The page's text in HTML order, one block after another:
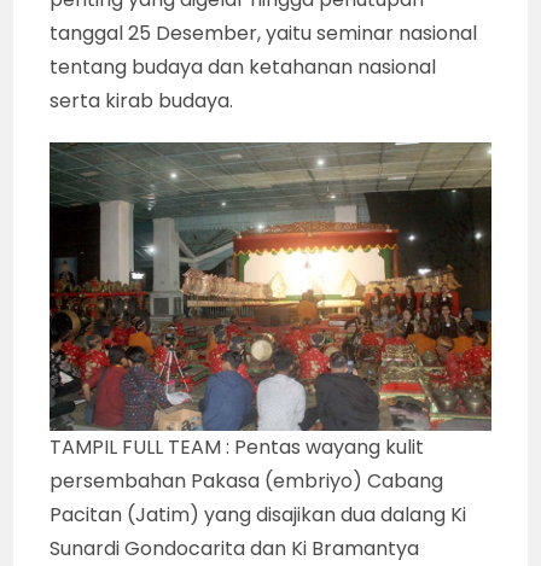
tanggal 25 Desember, yaitu seminar nasional
tentang budaya dan ketahanan nasional
serta kirab budaya.
TAMPIL FULL TEAM : Pentas wayang kulit
persembahan Pakasa (embriyo) Cabang
Pacitan (Jatim) yang disajikan dua dalang Ki
Sunardi Gondocarita dan Ki Bramantya